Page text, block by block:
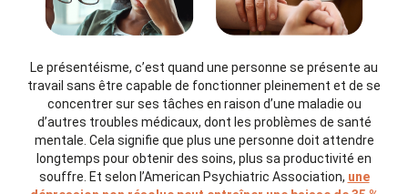
Le présentéisme, c’est quand une personne se présente au
travail sans être capable de fonctionner pleinement et de se
concentrer sur ses tâches en raison d’une maladie ou
d’autres troubles médicaux, dont les problèmes de santé
mentale. Cela signifie que plus une personne doit attendre
longtemps pour obtenir des soins, plus sa productivité en
souffre. Et selon l’American Psychiatric Association, une